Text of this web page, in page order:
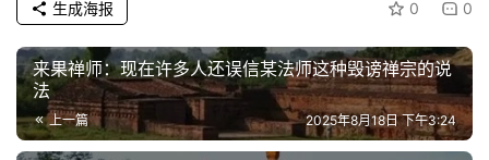
0 0
生成海报
来果禅师：现在许多人还误信某法师这种毁谤禅宗的说
法
上一篇 2025年8月18日 下午3:24